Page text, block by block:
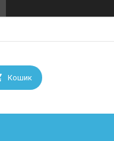
Кошик